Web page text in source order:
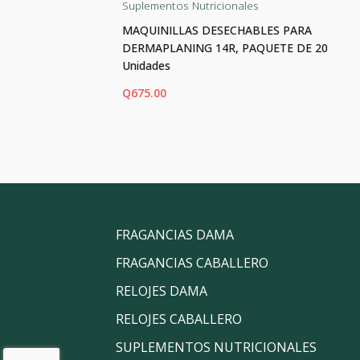
Suplementos Nutricionales
MAQUINILLAS DESECHABLES PARA
DERMAPLANING 14R, PAQUETE DE 20
Unidades
Q675.00
FRAGANCIAS DAMA
FRAGANCIAS CABALLERO
RELOJES DAMA
RELOJES CABALLERO
SUPLEMENTOS NUTRICIONALES